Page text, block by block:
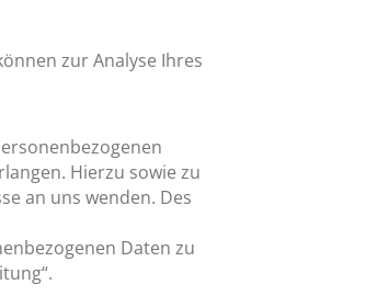
zur Analyse Ihres
Hierzu sowie zu
an uns wenden. Des
Daten zu